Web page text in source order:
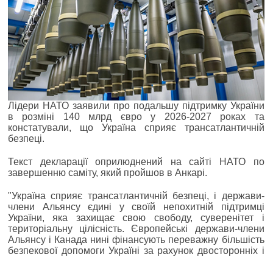
Лідери НАТО заявили про подальшу підтримку України
в розміні 140 млрд євро у 2026-2027 роках та
констатували, що Україна сприяє трансатлантичній
безпеці.
Текст декларації оприлюднений на сайті НАТО по
завершенню саміту, який пройшов в Анкарі.
"Україна сприяє трансатлантичній безпеці, і держави-
члени Альянсу єдині у своїй непохитній підтримці
України, яка захищає свою свободу, суверенітет і
територіальну цілісність. Європейські держави-члени
Альянсу і Канада нині фінансують переважну більшість
безпекової допомоги Україні за рахунок двосторонніх і